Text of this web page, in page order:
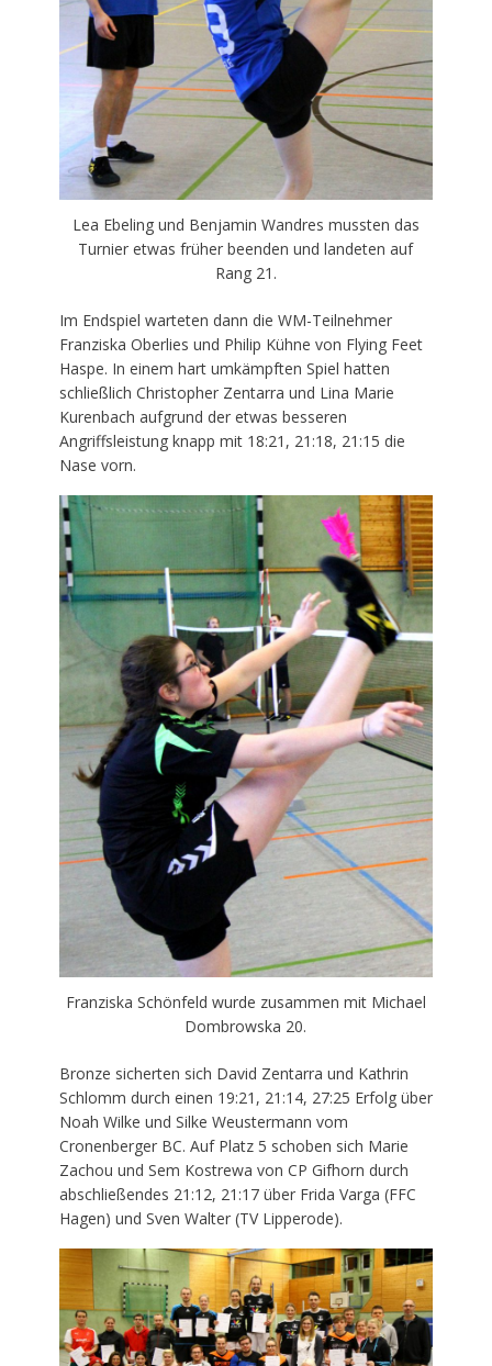
Lea Ebeling und Benjamin Wandres mussten das
Turnier etwas früher beenden und landeten auf
Rang 21.
Im Endspiel warteten dann die WM-Teilnehmer
Franziska Oberlies und Philip Kühne von Flying Feet
Haspe. In einem hart umkämpften Spiel hatten
schließlich Christopher Zentarra und Lina Marie
Kurenbach aufgrund der etwas besseren
Angriffsleistung knapp mit 18:21, 21:18, 21:15 die
Nase vorn.
Franziska Schönfeld wurde zusammen mit Michael
Dombrowska 20.
Bronze sicherten sich David Zentarra und Kathrin
Schlomm durch einen 19:21, 21:14, 27:25 Erfolg über
Noah Wilke und Silke Weustermann vom
Cronenberger BC. Auf Platz 5 schoben sich Marie
Zachou und Sem Kostrewa von CP Gifhorn durch
abschließendes 21:12, 21:17 über Frida Varga (FFC
Hagen) und Sven Walter (TV Lipperode).